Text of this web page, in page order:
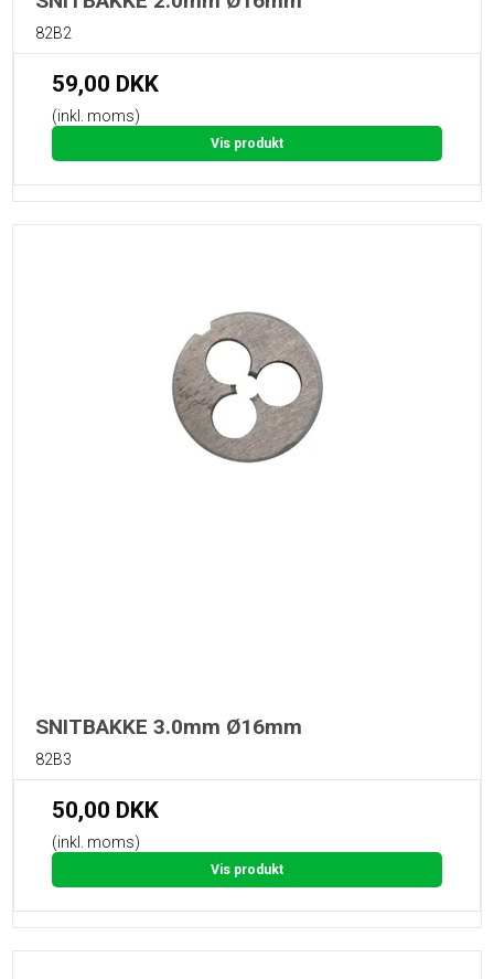
82B2
59,00 DKK
(inkl. moms)
Vis produkt
SNITBAKKE 3.0mm Ø16mm
82B3
50,00 DKK
(inkl. moms)
Vis produkt